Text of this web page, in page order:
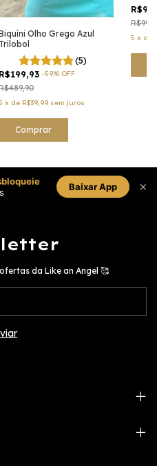
Olho Grego Azul
Trilobol
(5)
R$199,93 -59% OFF
x de R$39,99 sem juros
Comprar
5 x de
Baixar App ×
da Like an Angel 🥰